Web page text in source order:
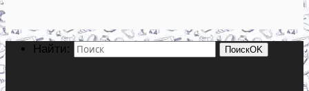
Найти: ПоискOK